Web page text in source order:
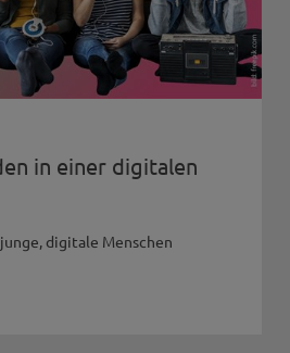
in einer digitalen
digitale Menschen